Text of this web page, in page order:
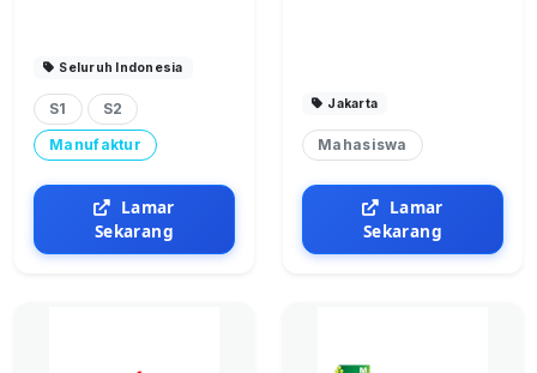
Seluruh Indonesia
S1
S2
Manufaktur
Lamar
Sekarang
Jakarta
Mahasiswa
Lamar
Sekarang